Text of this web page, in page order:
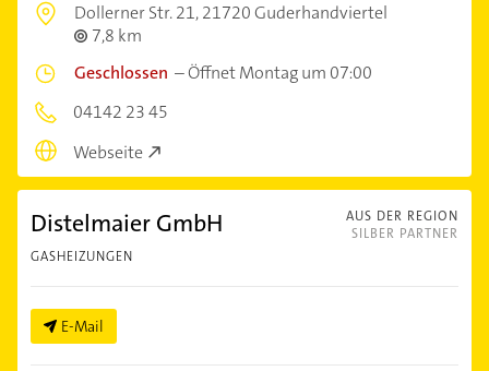
Dollerner Str. 21,21720 Guderhandviertel
7,8 km
Geschlossen –Öffnet Montag um 07:00
04142 23 45
Webseite
AUS DER REGION
SILBER PARTNER
Distelmaier GmbH
GASHEIZUNGEN
E-Mail